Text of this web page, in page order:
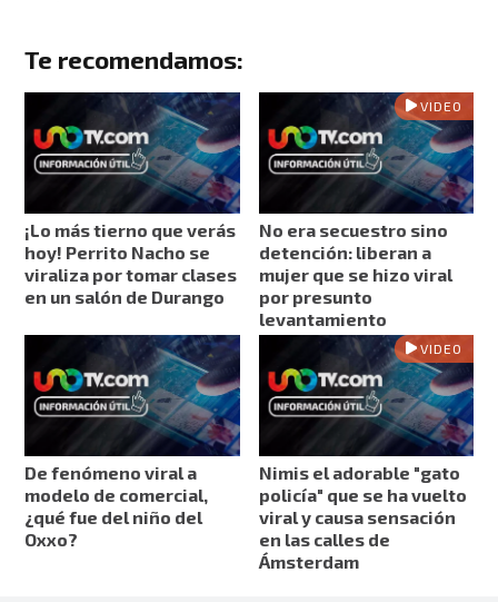
Te recomendamos:
¡Lo más tierno que verás
hoy! Perrito Nacho se
viraliza por tomar clases
en un salón de Durango
VIDEO
No era secuestro sino
detención: liberan a
mujer que se hizo viral
por presunto
levantamiento
De fenómeno viral a
modelo de comercial,
¿qué fue del niño del
Oxxo?
VIDEO
Nimis el adorable "gato
policía" que se ha vuelto
viral y causa sensación
en las calles de
Ámsterdam